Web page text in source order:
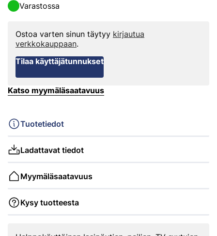
Varastossa
Ostoa varten sinun täytyy kirjautua
verkkokauppaan.
Tilaa käyttäjätunnukset
Katso myymäläsaatavuus
Tuotetiedot
Ladattavat tiedot
Myymäläsaatavuus
Kysy tuotteesta